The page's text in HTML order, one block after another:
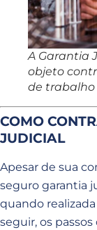
A Garantia
objeto
de trabalho
COMO
JUDICIAL
Apesar de sua
seguro garantia
quando
seguir, os